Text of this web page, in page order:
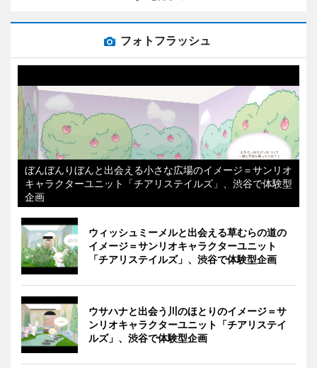
フォトフラッシュ
ぼんぼんりぼんと出会える小さな広場のイメージ＝サンリオ
キャラクターユニット「チアリステイルズ」、渋谷で体験型
企画
ウィッシュミーメルと出会える草むらの道の
イメージ＝サンリオキャラクターユニット
「チアリステイルズ」、渋谷で体験型企画
ウサハナと出会う川のほとりのイメージ＝サ
ンリオキャラクターユニット「チアリステイ
ルズ」、渋谷で体験型企画